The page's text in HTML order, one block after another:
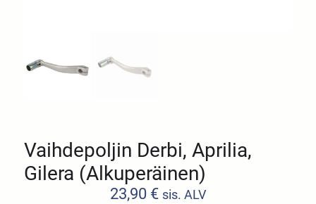
Vaihdepoljin Derbi, Aprilia,
Gilera (Alkuperäinen)
23,90 € sis. ALV